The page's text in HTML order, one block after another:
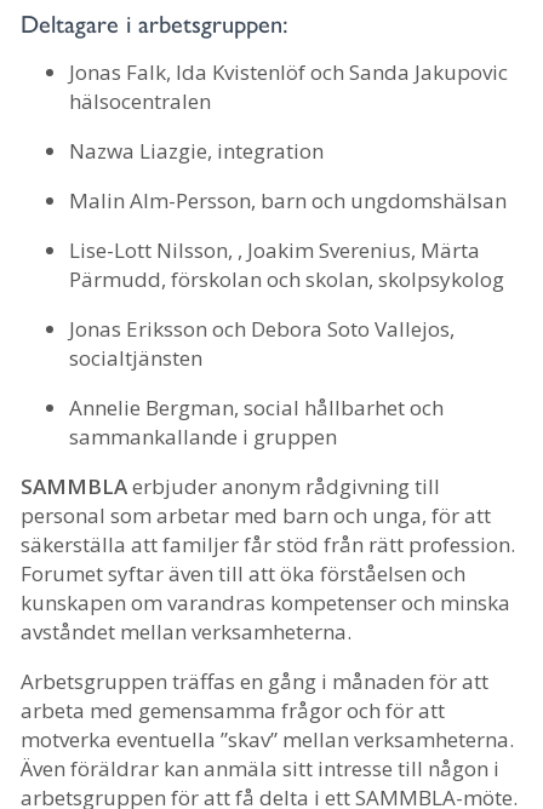
Deltagare i arbetsgruppen:
Jonas Falk, Ida Kvistenlöf och Sanda Jakupovic
hälsocentralen
Nazwa Liazgie, integration
Malin Alm-Persson, barn och ungdomshälsan
Lise-Lott Nilsson, , Joakim Sverenius, Märta
Pärmudd, förskolan och skolan, skolpsykolog
Jonas Eriksson och Debora Soto Vallejos,
socialtjänsten
Annelie Bergman, social hållbarhet och
sammankallande i gruppen
SAMMBLAerbjuder anonym rådgivning till
personal som arbetar med barn och unga, för att
säkerställa att familjer får stöd från rätt profession.
Forumet syftar även till att öka förståelsen och
kunskapen om varandras kompetenser och minska
avståndet mellan verksamheterna.
Arbetsgruppen träffas en gång i månaden för att
arbeta med gemensamma frågor och för att
motverka eventuella ”skav” mellan verksamheterna.
Även föräldrar kan anmäla sitt intresse till någon i
arbetsgruppen för att få delta i ett SAMMBLA-möte.